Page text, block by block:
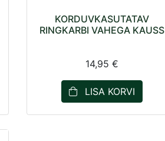
KORDUVKASUTATAV
RINGKARBI VAHEGA KAUSS
14,95 €
LISA KORVI